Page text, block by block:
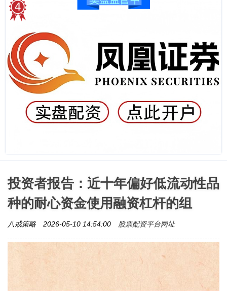
投资者报告：近十年偏好低流动性品
种的耐心资金使用融资杠杆的组
八戒策略 2026-05-10 14:54:00 股票配资平台网址